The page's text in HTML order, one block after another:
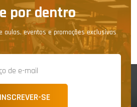
por dentro
aulas, eventos e promoções exclusivas
INSCREVER-SE